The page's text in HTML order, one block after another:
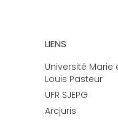
LIENS
Université Marie
Louis Pasteur
UFR SJEPG
Arcjuris